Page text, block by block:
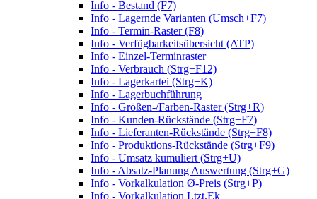
Info - Bestand (F7)
Info - Lagernde Varianten (Umsch+F7)
Info - Termin-Raster (F8)
Info - Verfügbarkeitsübersicht (ATP)
Info - Einzel-Terminraster
Info - Verbrauch (Strg+F12)
Info - Lagerkartei (Strg+K)
Info - Lagerbuchführung
Info - Größen-/Farben-Raster (Strg+R)
Info - Kunden-Rückstände (Strg+F7)
Info - Lieferanten-Rückstände (Strg+F8)
Info - Produktions-Rückstände (Strg+F9)
Info - Umsatz kumuliert (Strg+U)
Info - Absatz-Planung Auswertung (Strg+G)
Info - Vorkalkulation Ø-Preis (Strg+P)
Info - Vorkalkulation Ltzt.Ek